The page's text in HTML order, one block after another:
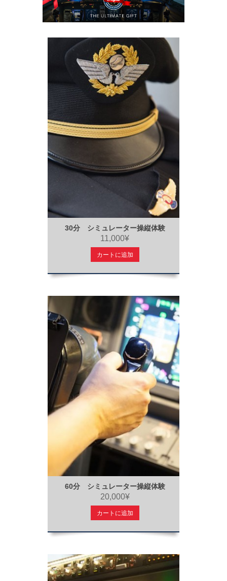
30分 シミュレーター操縦体験
11,000¥
カートに追加
60分 シミュレーター操縦体験
20,000¥
カートに追加